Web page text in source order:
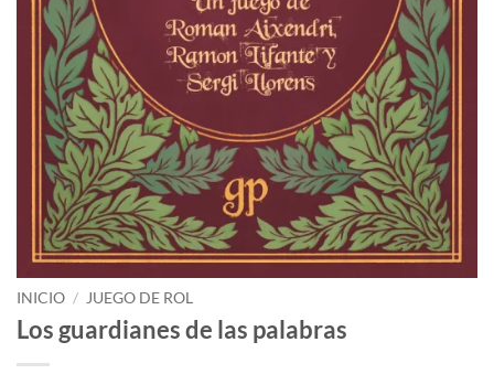
INICIO / JUEGO DE ROL
Los guardianes de las palabras